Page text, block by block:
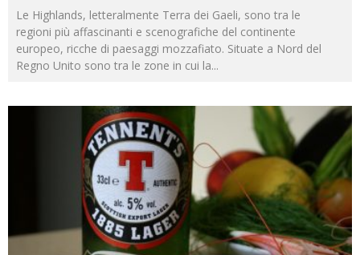
Le Highlands, letteralmente Terra dei Gaeli, sono tra le
regioni più affascinanti e scenografiche del continente
europeo, ricche di paesaggi mozzafiato. Situate a Nord del
Regno Unito sono tra le zone in cui la...